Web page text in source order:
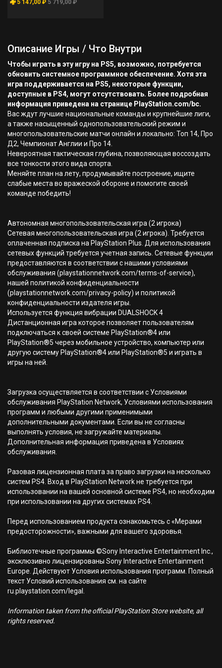
5 147,00 ₽ 5 719,00 ₽
Описание Игры / Что Внутри
Чтобы играть в эту игру на PS5, возможно, потребуется
обновить системное программное обеспечение. Хотя эта
игра поддерживается на PS5, некоторые функции,
доступные в PS4, могут отсутствовать. Более подробная
информация приведена на странице PlayStation.com/bc.
Вас ждут лучшие национальные команды и крупнейшие лиги,
а также насыщенный однопользовательский режим и
многопользовательские матчи онлайн и локально: Топ 14, Про
Д2, Чемпионат Англии и Про 14.
Невероятная тактическая глубина, позволяющая воссоздать
все тонкости этого вида спорта.
Меняйте план на лету, продумывайте построение, ищите
слабые места во вражеской обороне и помогите своей
команде победить!
Автономная многопользовательская игра (2 игрока)
Сетевая многопользовательская игра (2 игрока). Требуется
оплаченная подписка на PlayStation Plus. Для использования
сетевых функций требуется учетная запись. Сетевые функции
предоставляются в соответствии с нашими условиями
обслуживания (playstationnetwork.com/terms-of-service),
нашей политикой конфиденциальности
(playstationnetwork.com/privacy-policy) и политикой
конфиденциальности издателя игры.
Используется функция вибрации DUALSHOCK 4
Дистанционная игра которое позволяет пользователям
подключаться к своей системе PlayStation®4 или
PlayStation®5 через мобильное устройство, компьютер или
другую систему PlayStation®4 или PlayStation®5 и играть в
игры на ней.
Загрузка осуществляется в соответствии с Условиями
обслуживания PlayStation Network, Условиями использования
программ и любыми другими применимыми
дополнительными документами. Если вы не согласны
выполнять условия, не загружайте материалы.
Дополнительная информация приведена в Условиях
обслуживания.
Разовая лицензионная плата за право загрузки на несколько
систем PS4. Вход в PlayStation Network не требуется при
использовании на вашей основной системе PS4, но необходим
при использовании на других системах PS4.
Перед использованием продукта ознакомьтесь с «Мерами
предосторожности», важными для вашего здоровья.
Библиотечные программы ©Sony Interactive Entertainment Inc.,
эксклюзивно лицензированы Sony Interactive Entertainment
Europe. Действуют Условия использования программ. Полный
текст Условий использования см. на сайте
ru.playstation.com/legal.
Information taken from the official PlayStation Store website, all
rights reserved.